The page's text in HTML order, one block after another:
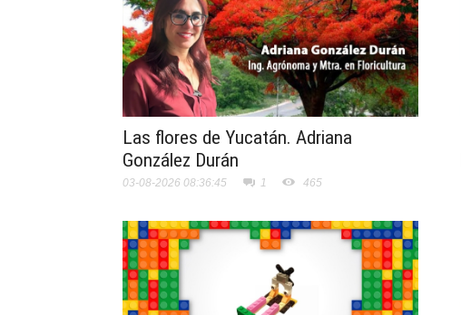
Las flores de Yucatán. Adriana
González Durán
03-08-2026 08:36:45 1 465